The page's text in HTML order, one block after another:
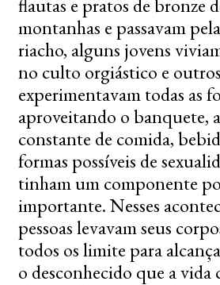
flautas e pratos de bronze
montanhas e passavam
riacho, alguns jovens
no culto orgiástico e
experimentavam todas as
aproveitando o banquete,
constante de comida,
formas possíveis de
tinham um componente
importante. Nesses
pessoas levavam seus
todos os limite para
o desconhecido que a vida